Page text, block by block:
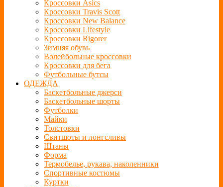
Кроссовки Asics
Кроссовки Travis Scott
Кроссовки New Balance
Кроссовки Lifestyle
Кроссовки Rigorer
Зимняя обувь
Волейбольные кроссовки
Кроссовки для бега
Футбольные бутсы
ОДЕЖДА
Баскетбольные джерси
Баскетбольные шорты
Футболки
Майки
Толстовки
Свитшоты и лонгсливы
Штаны
Форма
Термобелье, рукава, наколенники
Спортивные костюмы
Куртки